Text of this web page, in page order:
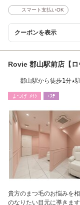
スマート支払いOK
クーポンを表示
Rovie 郡山駅前店【ロ
郡山駅から徒歩1分★
まつげ･ﾒｲｸ ｴｽﾃ
貴方のまつ毛のお悩みを
のなりたい目元に導きま